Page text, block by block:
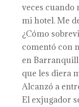
veces cuando
mi hotel. Me
¿Cómo
comentó con
en
que les diera
Alcanzó a
El exjugador